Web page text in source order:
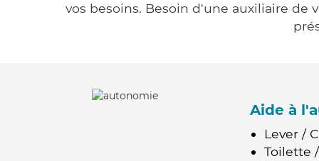
vos besoins. Besoin d'une auxiliaire
Aide à
Lever /
Toilette